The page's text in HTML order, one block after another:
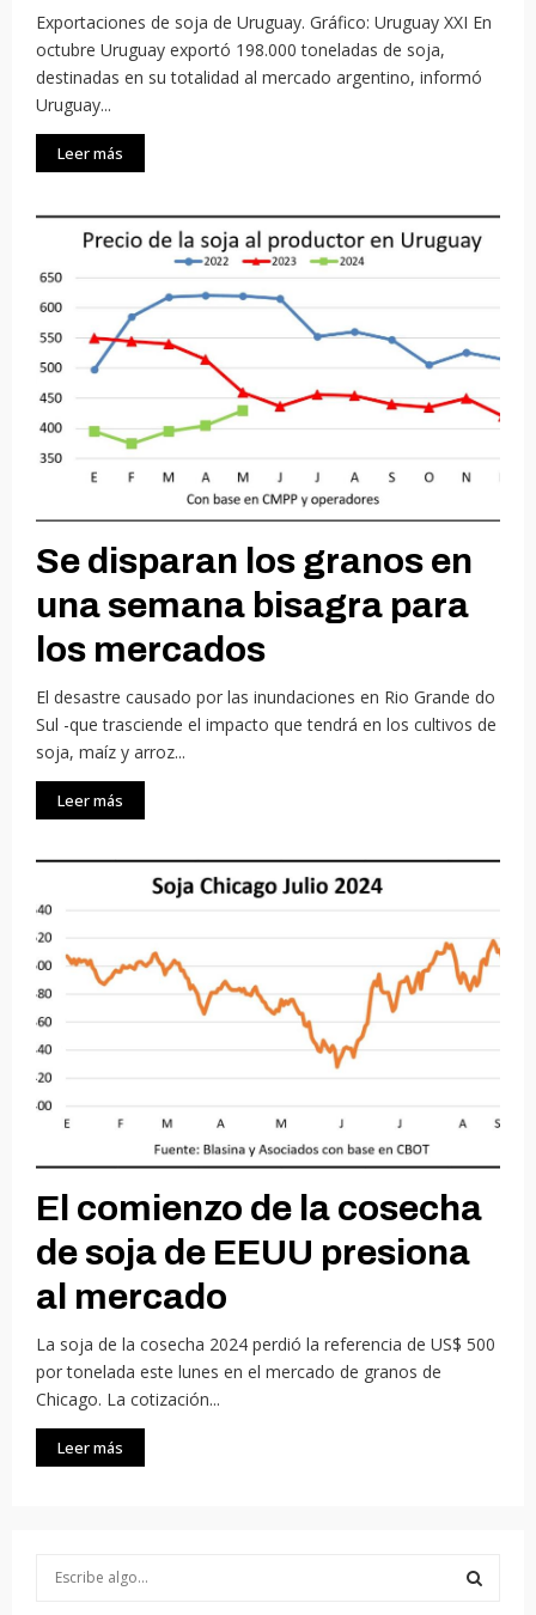
Exportaciones de soja de Uruguay. Gráfico: Uruguay XXI En
octubre Uruguay exportó 198.000 toneladas de soja,
destinadas en su totalidad al mercado argentino, informó
Uruguay...
Leer más
Se disparan los granos en
una semana bisagra para
los mercados
El desastre causado por las inundaciones en Rio Grande do
Sul -que trasciende el impacto que tendrá en los cultivos de
soja, maíz y arroz...
Leer más
El comienzo de la cosecha
de soja de EEUU presiona
al mercado
La soja de la cosecha 2024 perdió la referencia de US$ 500
por tonelada este lunes en el mercado de granos de
Chicago. La cotización...
Leer más